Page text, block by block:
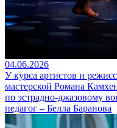
04.06.2026
У курса артистов и
мастерской Романа
по эстрадно-джазовому
педагог – Белла Баранова